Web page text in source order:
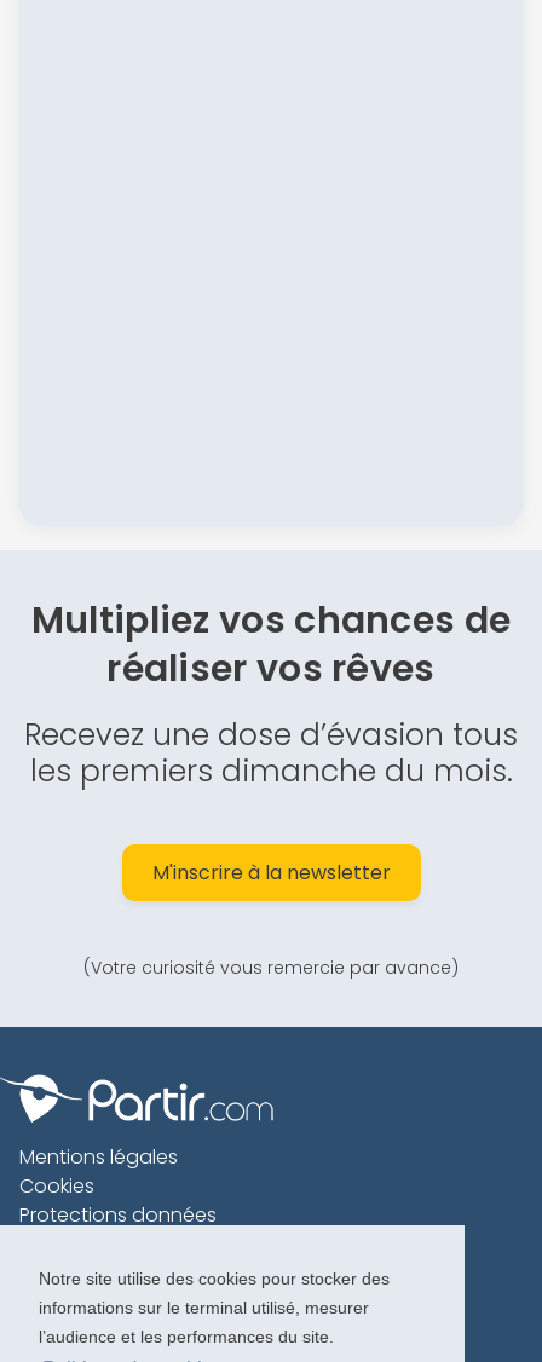
Notre site utilise des cookies pour stocker des
informations sur le terminal utilisé, mesurer
l’audience et les performances du site.
Multipliez vos chances de
réaliser vos rêves
Recevez une dose d’évasion tous
les premiers dimanche du mois.
M'inscrire à la newsletter
(Votre curiosité vous remercie par avance)
Mentions légales
Cookies
Protections données
Charte voyageur
Copyright 1996-2026